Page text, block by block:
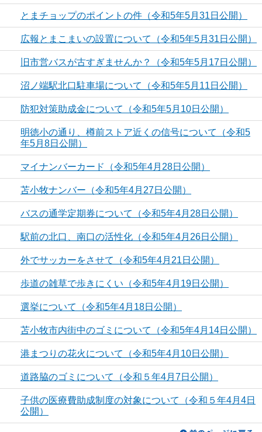
とまチョップのポイントの件（令和5年5月31日公開）
広報とまこまいの設置について（令和5年5月31日公開）
旧市営バスが古すぎませんか？（令和5年5月17日公開）
沼ノ端駅北口駐車場について（令和5年5月11日公開）
防犯対策助成金について（令和5年5月10日公開）
明徳小の通り、樽前ストア近くの信号について（令和5
年5月8日公開）
マイナンバーカード（令和5年4月28日公開）
苫小牧ナンバー（令和5年4月27日公開）
バスの通学定期券について（令和5年4月28日公開）
駅前の北口、南口の活性化（令和5年4月26日公開）
外でサッカーをさせて（令和5年4月21日公開）
歩道の雑草で歩きにくい（令和5年4月19日公開）
選挙について（令和5年4月18日公開）
苫小牧市内街中のゴミについて（令和5年4月14日公開）
港まつりの花火について（令和5年4月10日公開）
道路脇のゴミについて（令和５年4月7日公開）
子供の医療費助成制度の対象について（令和５年4月4日
公開）